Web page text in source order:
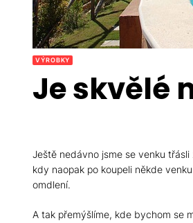
VÝROBKY
Je skvělé
Ještě nedávno jsme se venku
kdy naopak po koupeli někde
omdlení.
A tak přemýšlíme, kde bychom se